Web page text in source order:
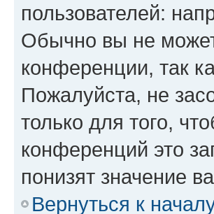
пользователей:
Обычно вы не
конференции, так
Пожалуйста, не
только для того,
конференций это
понизят значение
Вернуться к